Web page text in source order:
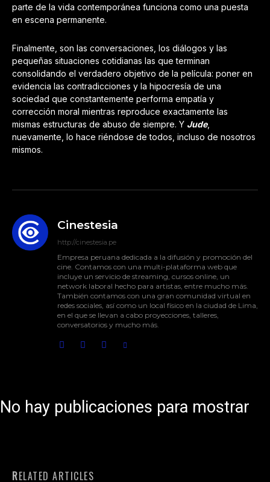
parte de la vida contemporánea funciona como una puesta
en escena permanente.
Finalmente, son las conversaciones, los diálogos y las
pequeñas situaciones cotidianas las que terminan
consolidando el verdadero objetivo de la película: poner en
evidencia las contradicciones y la hipocresía de una
sociedad que constantemente performa empatía y
corrección moral mientras reproduce exactamente las
mismas estructuras de abuso de siempre. Y Jude,
nuevamente, lo hace riéndose de todos, incluso de nosotros
mismos.
Cinestesia
http://cinestesia.pe
Empresa peruana dedicada a la difusión y promoción del
cine. Contamos con una multi-plataforma web que
incluye un servicio de streaming, cursos online, un
network laboral hecho para artistas, entre mucho más.
También contamos con una gran comunidad virtual en
redes sociales, así como un local físico en la ciudad de Lima,
en el que se llevan a cabo proyecciones, talleres,
conversatorios y mucho más.
No hay publicaciones para mostrar
RELATED ARTICLES